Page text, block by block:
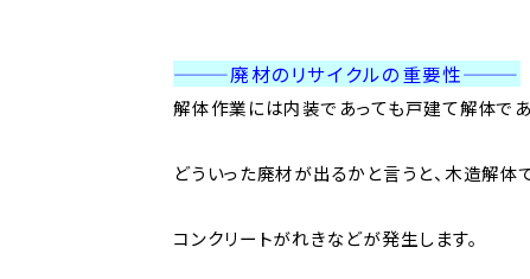
———廃材のリサイクルの重要性———
解体作業には内装であっても戸建て解体で
どういった廃材が出るかと言うと、木造解
コンクリートがれきなどが発生します。